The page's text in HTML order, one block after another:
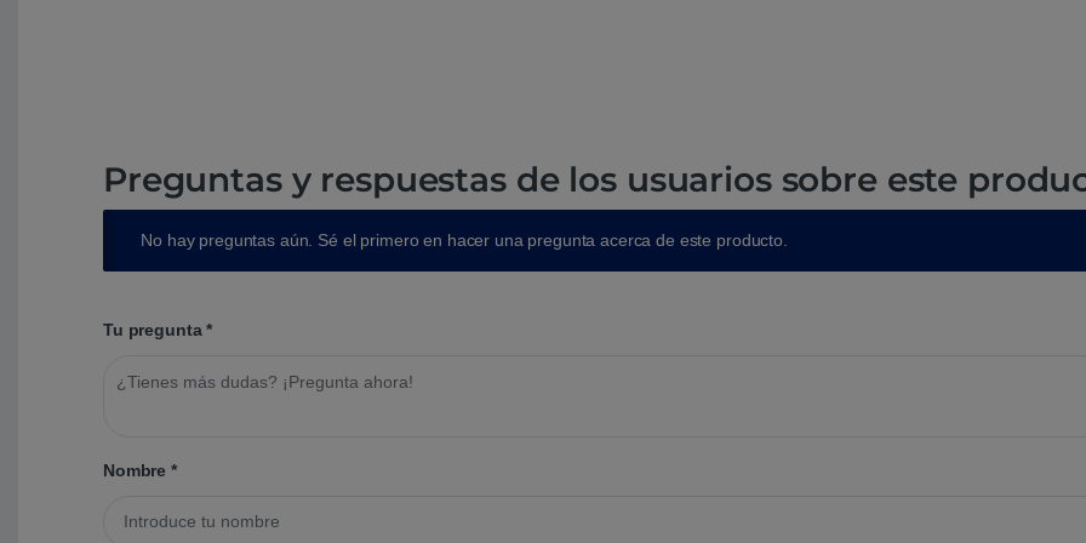
Preguntas y respuestas de los usuarios sobre este
No hay preguntas aún. Sé el primero en hacer una pregunta acerca de este producto.
Tu pregunta*
Nombre*